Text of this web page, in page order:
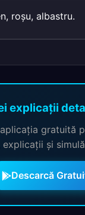
roşu, albastru.
explicații
gratuită
explicații și
Descarcă